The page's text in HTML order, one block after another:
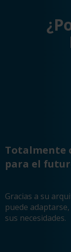
Totalmente
para el
Gracias a su
puede
sus necesidades.